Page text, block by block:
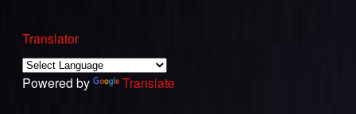
Translator
Powered by Translate